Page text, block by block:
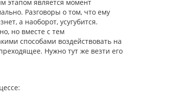
этапом является момент
Разговоры о том, что ему
а наоборот, усугубится.
но вместе с тем
способами воздействовать на
Нужно тут же везти его